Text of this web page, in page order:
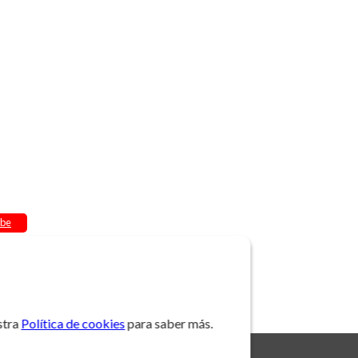
Política de cookiespara saber más.